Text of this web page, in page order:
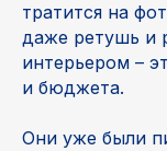
тратится на
даже ретушь и
интерьером –
и бюджета.
Они уже были